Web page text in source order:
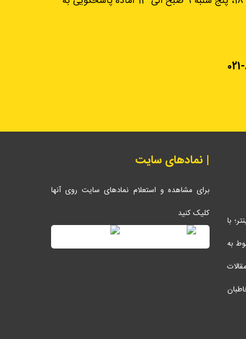
با
به
| نمادهای سایت
برای مشاهده و استعلام نمادهای سایت روی آنها
کلیک کنید